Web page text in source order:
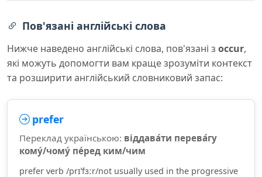
Пов'язані англійські слова
Нижче наведено англійські слова, пов'язані з occur,
які можуть допомогти вам краще зрозуміти контекст
та розширити англійський словниковий запас:
prefer
Переклад українською: віддава́ти перева́гу
кому́/чому́ пе́ред ким/чим
prefer verb /prɪˈfɜːr/not usually used in the progressive